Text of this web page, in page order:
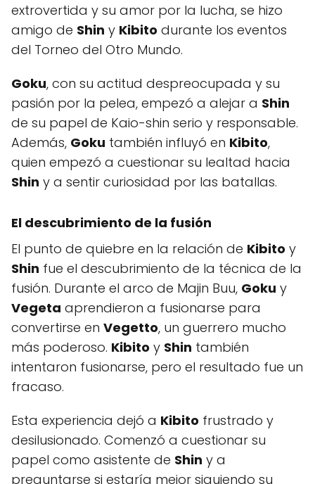
extrovertida y su amor por la lucha, se hizo
amigo de Shin y Kibito durante los eventos
del Torneo del Otro Mundo.
Goku, con su actitud despreocupada y su
pasión por la pelea, empezó a alejar a Shin
de su papel de Kaio-shin serio y responsable.
Además, Goku también influyó en Kibito,
quien empezó a cuestionar su lealtad hacia
Shin y a sentir curiosidad por las batallas.
El descubrimiento de la fusión
El punto de quiebre en la relación de Kibito y
Shin fue el descubrimiento de la técnica de la
fusión. Durante el arco de Majin Buu, Goku y
Vegeta aprendieron a fusionarse para
convertirse en Vegetto, un guerrero mucho
más poderoso. Kibito y Shin también
intentaron fusionarse, pero el resultado fue un
fracaso.
Esta experiencia dejó a Kibito frustrado y
desilusionado. Comenzó a cuestionar su
papel como asistente de Shin y a
preguntarse si estaría mejor siguiendo su